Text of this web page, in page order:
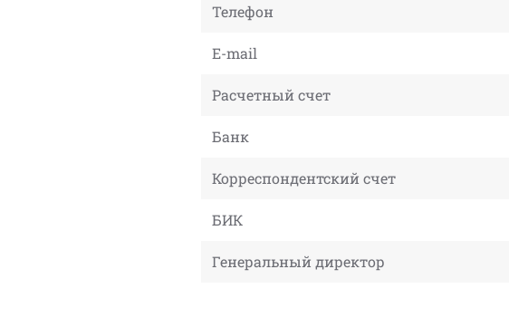
Телефон
E-mail
Расчетный счет
Банк
Корреспондентский счет
БИК
Генеральный директор